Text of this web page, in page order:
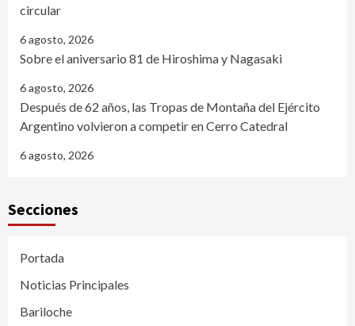
circular
6 agosto, 2026
Sobre el aniversario 81 de Hiroshima y Nagasaki
6 agosto, 2026
Después de 62 años, las Tropas de Montaña del Ejército
Argentino volvieron a competir en Cerro Catedral
6 agosto, 2026
Secciones
Portada
Noticias Principales
Bariloche